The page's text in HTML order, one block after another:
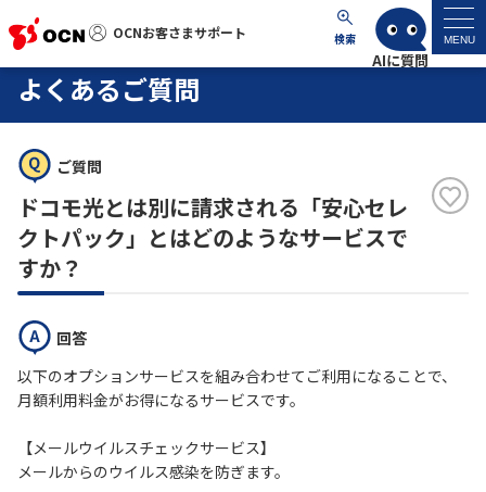
OCNお客さまサポート 検索 MENU
OCNお客さまサポート
サポートトップ
サービス名から探す
よくあるご質問
各種ダウンロード
お問い合わせ
よくあるご質問
ご質問
ドコモ光とは別に請求される「安心セレ
クトパック」とはどのようなサービスで
すか？
回答
以下のオプションサービスを組み合わせてご利用になることで、
月額利用料金がお得になるサービスです。
【メールウイルスチェックサービス】
メールからのウイルス感染を防ぎます。